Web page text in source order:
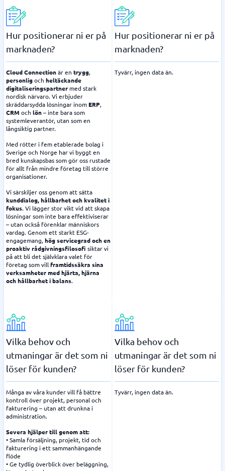
Hur positionerar ni er på
marknaden?
Cloud Connectionär en trygg,
personligoch heltäckande
digitaliseringspartner med stark
nordisk närvaro. Vi erbjuder
skräddarsydda lösningar inom ERP,
CRM och lön– inte bara som
systemleverantör, utan som en
långsiktig partner.
Med rötter i fem etablerade bolag i
Sverige och Norge har vi byggt en
bred kunskapsbas som gör oss rustade
för allt från mindre företag till större
organisationer.
Vi särskiljer oss genom att sätta
kunddialog, hållbarhet och kvalitet i
fokus. Vi lägger stor vikt vid att skapa
lösningar som inte bara effektiviserar
– utan också förenklar människors
vardag. Genom ett starkt ESG-
engagemang,hög servicegrad och en
proaktiv rådgivningsfilosofi siktar vi
på att bli det självklara valet för
företag som villframtidssäkra sina
verksamheter med hjärta, hjärna
och hållbarhet i balans.
Hur positionerar ni er på
marknaden?
Tyvärr, ingen data än.
Vilka behov och
utmaningar är det som ni
löser för kunden?
Många av våra kunder vill få bättre
kontroll över projekt, personal och
fakturering – utan att drunkna i
administration.
Severa hjälper till genom att:
• Samla försäljning, projekt, tid och
fakturering i ett sammanhängande
flöde
• Ge tydlig överblick över beläggning,
Vilka behov och
utmaningar är det som ni
löser för kunden?
Tyvärr, ingen data än.